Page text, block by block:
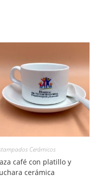
Cerámicos
café con platillo y
cerámica